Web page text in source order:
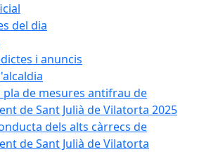
del dia
i anuncis
pla de mesures antifrau de
de Sant Julià de Vilatorta 2025
dels alts càrrecs de
de Sant Julià de Vilatorta